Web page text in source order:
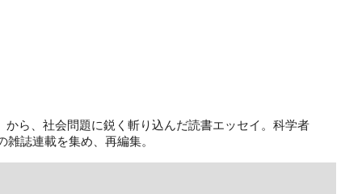
ら、社会問題に鋭く斬り込んだ読書エッセイ。科学者
誌連載を集め、再編集。